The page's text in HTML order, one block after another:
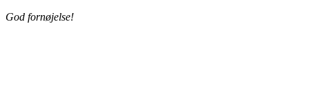
God fornøjelse!